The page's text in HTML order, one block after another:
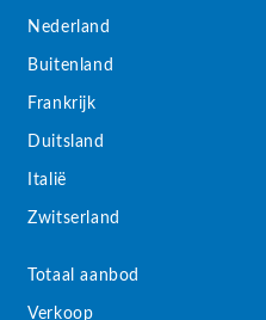
Nederland
Buitenland
Frankrijk
Duitsland
Italië
Zwitserland
Totaal aanbod
Verkoop